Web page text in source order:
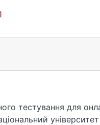
тестування для